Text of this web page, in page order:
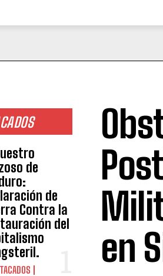
de
de
Contra la
del
en